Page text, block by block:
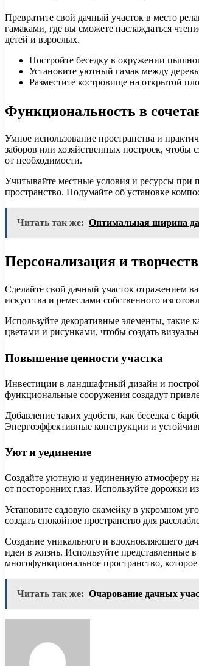
Превратите свой дачный участок в место
гамаками, где вы сможете наслаждаться
детей и взрослых.
Постройте беседку в окружении
Установите уютный гамак между
Разместите костровище на открытой
Функциональность в
Умное использование пространства и
заборов или хозяйственных построек, чтобы
от необходимости.
Учитывайте местные условия и ресурсы при
пространство. Подумайте об установке
Читать так же: Оптимальная ширина
Персонализация и
Сделайте свой дачный участок отражением
искусства и ремеслами собственного
Используйте декоративные элементы, такие
цветами и рисунками, чтобы создать
Повышение ценности участка
Инвестиции в ландшафтный дизайн и
функциональные сооружения создадут
Добавление таких удобств, как беседка с
Энергоэффективные конструкции и
Уют и уединение
Создайте уютную и уединенную атмосферу
от посторонних глаз. Используйте дорожки
Установите садовую скамейку в укромном
создать спокойное пространство для
Создание уникального и вдохновляющего
идеи в жизнь. Используйте представленные
многофункциональное пространство,
Читать так же: Очарование дачных